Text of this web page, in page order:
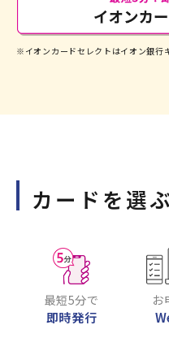
※イオンカードセレクトはイオン銀行
カードを選ぶ
最短5分で
即時発行
お